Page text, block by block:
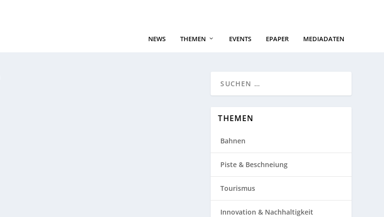
NEWS THEMEN EVENTS EPAPER MEDIADATEN
THEMEN
Bahnen
Piste & Beschneiung
Tourismus
Innovation & Nachhaltigkeit